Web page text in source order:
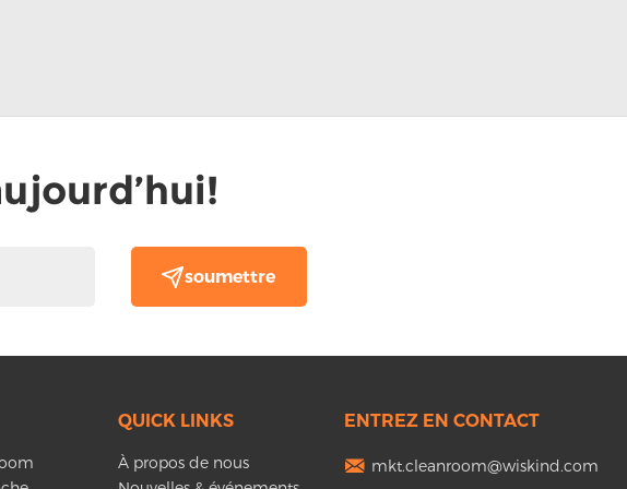
QUICK LINKS
À propos de nous
ENTREZ EN CONTACT
mkt.cleanroom@wiskind.com